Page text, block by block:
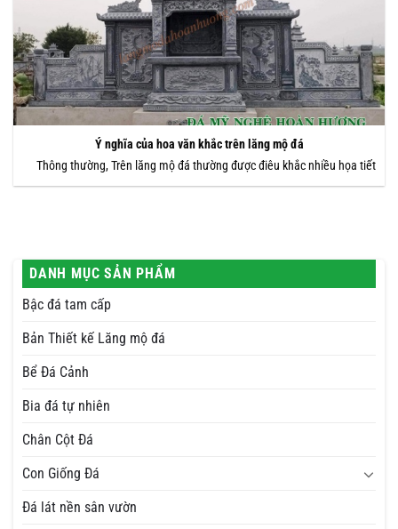
Ý nghĩa của hoa văn khắc trên lăng mộ đá
Thông thường, Trên lăng mộ đá thường được điêu khắc nhiều họa tiết
DANH MỤC SẢN PHẨM
Bậc đá tam cấp
Bản Thiết kế Lăng mộ đá
Bể Đá Cảnh
Bia đá tự nhiên
Chân Cột Đá
Con Giống Đá
Đá lát nền sân vườn